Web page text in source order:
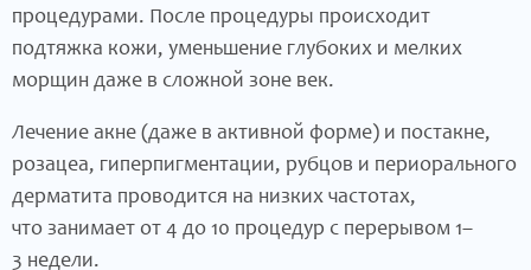
процедурами. После процедуры происходит
подтяжка кожи, уменьшение глубоких и мелких
морщин даже в сложной зоне век.
Лечение акне (даже в активной форме) и постакне,
розацеа, гиперпигментации, рубцов и периорального
дерматита проводится на низких частотах,
что занимает от 4 до 10 процедур с перерывом 1–
3 недели.